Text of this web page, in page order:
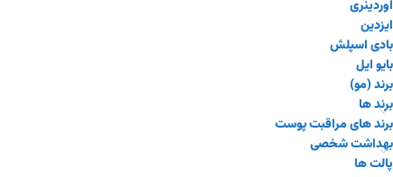
اوردینری
ایزدین
بادی اسپلش
بایو ایل
برند (مو)
برند ها
برند های مراقبت پوست
بهداشت شخصی
پالت ها